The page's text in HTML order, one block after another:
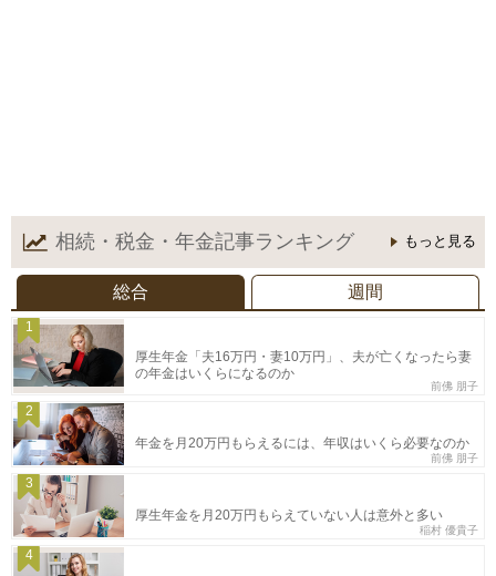
相続・税金・年金記事ランキング もっと見る
総合 週間
1
厚生年金「夫16万円・妻10万円」、夫が亡くなったら妻
の年金はいくらになるのか
前佛 朋子
2
年金を月20万円もらえるには、年収はいくら必要なのか
前佛 朋子
3
厚生年金を月20万円もらえていない人は意外と多い
稲村 優貴子
4